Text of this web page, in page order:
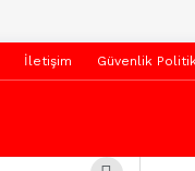
İletişim Güvenlik